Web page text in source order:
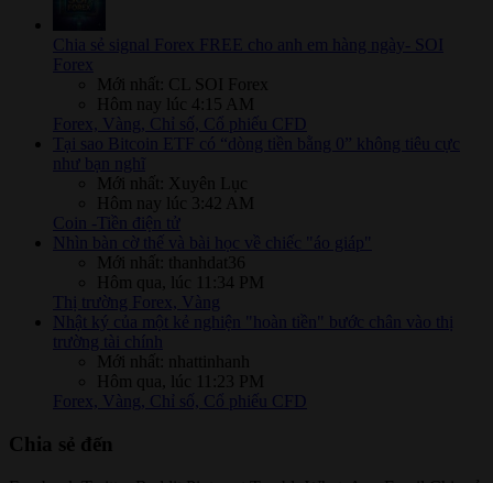
Chia sẻ signal Forex FREE cho anh em hàng ngày- SOI
Forex
Mới nhất: CL SOI Forex
Hôm nay lúc 4:15 AM
Forex, Vàng, Chỉ số, Cổ phiếu CFD
Tại sao Bitcoin ETF có “dòng tiền bằng 0” không tiêu cực
như bạn nghĩ
Mới nhất: Xuyên Lục
Hôm nay lúc 3:42 AM
Coin -Tiền điện tử
Nhìn bàn cờ thế và bài học về chiếc "áo giáp"
Mới nhất: thanhdat36
Hôm qua, lúc 11:34 PM
Thị trường Forex, Vàng
Nhật ký của một kẻ nghiện "hoàn tiền" bước chân vào thị
trường tài chính
Mới nhất: nhattinhanh
Hôm qua, lúc 11:23 PM
Forex, Vàng, Chỉ số, Cổ phiếu CFD
Chia sẻ đến